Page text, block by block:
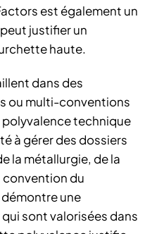
est également un
justifier un
haute.
dans des
ou multi-conventions
technique
à gérer des dossiers
la métallurgie, de la
convention du
une
sont valorisées dans